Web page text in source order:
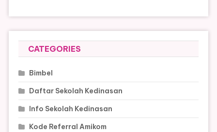
CATEGORIES
Bimbel
Daftar Sekolah Kedinasan
Info Sekolah Kedinasan
Kode Referral Amikom